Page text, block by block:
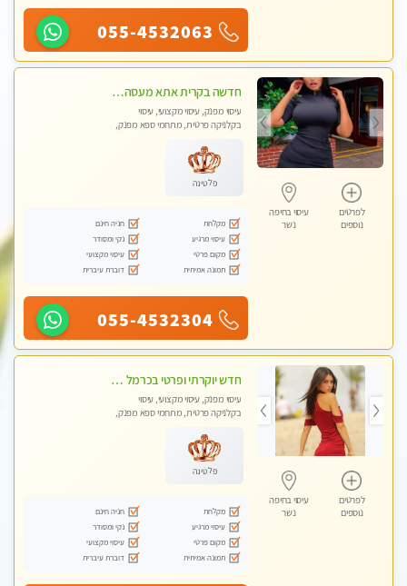
055-4532063
לפרטים
נוספים
עיסוי בחיפה
נשר
חדשה בקרית אתא מעסה איכותית מקצועית ומפנקת. ללא מין
עיסוי מפנק, עיסוי מקצועי, עיסוי
בקלניקה פרטית, מתחמי ספא מפנק,
פלטינה
מקלחת
חניה חינם
עיסוי מרגיע
נקי ומסודר
מקום פרטי
עיסוי מקצועי
תמונה אמיתית
דוברת עיברית
055-4532304
לפרטים
נוספים
עיסוי בחיפה
נשר
חדש יוקרתי ופרטי בכרמל חיפה! פנקו את עצמכם ברוגע פינוק וחוויה בלתי נשכחת באווירה נעימה ...ללא מין !
עיסוי מפנק, עיסוי מקצועי, עיסוי
בקלניקה פרטית, מתחמי ספא מפנק,
פלטינה
מקלחת
חניה חינם
עיסוי מרגיע
נקי ומסודר
מקום פרטי
עיסוי מקצועי
תמונה אמיתית
דוברת עיברית